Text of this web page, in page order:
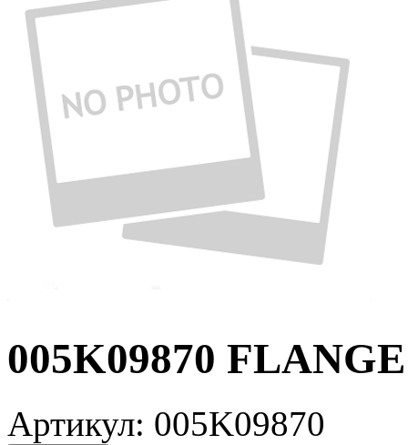
005K09870
Артикул: 005K09870